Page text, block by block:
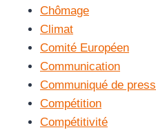
Chômage
Climat
Comité Européen
Communication
Communiqué de
Compétition
Compétitivité